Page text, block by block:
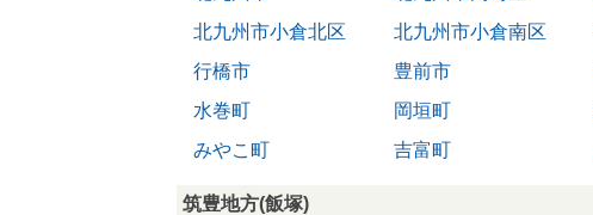
北九州市小倉北区
北九州市小倉南区
行橋市
豊前市
水巻町
岡垣町
みやこ町
吉富町
筑豊地方(飯塚)